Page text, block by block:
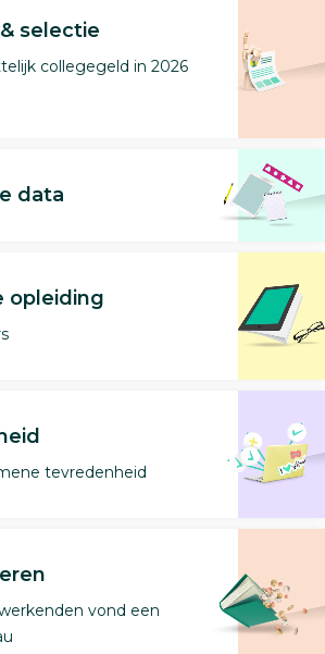
selectie
collegegeld in 2026
data
opleiding
tevredenheid
vond een